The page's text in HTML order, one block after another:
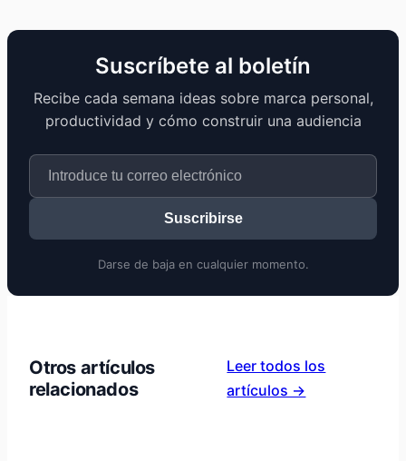
Suscríbete al boletín
Recibe cada semana ideas sobre marca personal,
productividad y cómo construir una audiencia
Suscribirse
Darse de baja en cualquier momento.
Otros artículos
relacionados
Leer todos los
artículos →